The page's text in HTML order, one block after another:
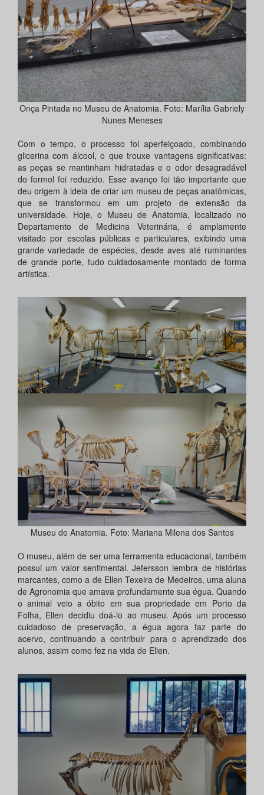
Onça Pintada no Museu de Anatomia. Foto: Marília Gabriely
Nunes Meneses
Com o tempo, o processo foi aperfeiçoado, combinando
glicerina com álcool, o que trouxe vantagens significativas:
as peças se mantinham hidratadas e o odor desagradável
do formol foi reduzido. Esse avanço foi tão importante que
deu origem à ideia de criar um museu de peças anatômicas,
que se transformou em um projeto de extensão da
universidade. Hoje, o Museu de Anatomia, localizado no
Departamento de Medicina Veterinária, é amplamente
visitado por escolas públicas e particulares, exibindo uma
grande variedade de espécies, desde aves até ruminantes
de grande porte, tudo cuidadosamente montado de forma
artística.
Museu de Anatomia. Foto: Mariana Milena dos Santos
O museu, além de ser uma ferramenta educacional, também
possui um valor sentimental. Jefersson lembra de histórias
marcantes, como a de Ellen Texeira de Medeiros, uma aluna
de Agronomia que amava profundamente sua égua. Quando
o animal veio a óbito em sua propriedade em Porto da
Folha, Ellen decidiu doá-lo ao museu. Após um processo
cuidadoso de preservação, a égua agora faz parte do
acervo, continuando a contribuir para o aprendizado dos
alunos, assim como fez na vida de Ellen.